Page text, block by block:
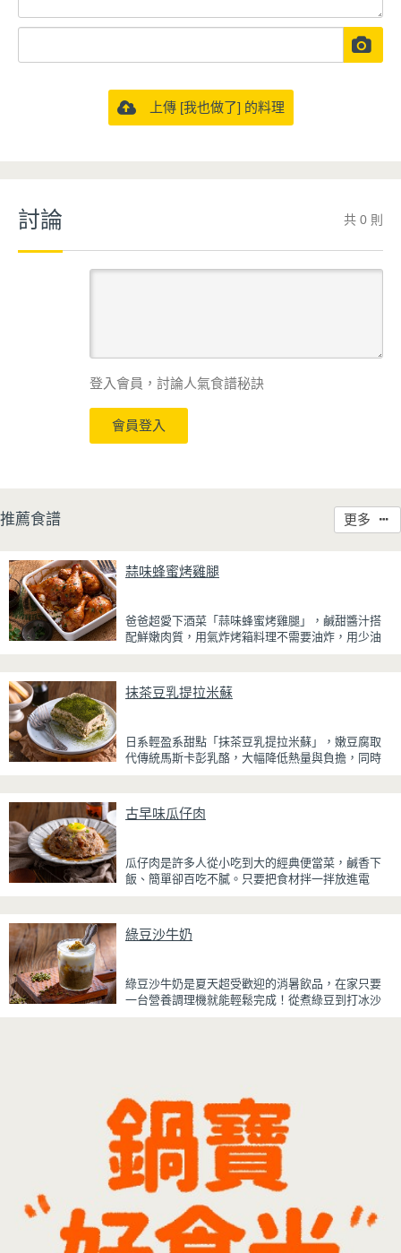
上傳 [我也做了] 的料理
討論 共 0 則
登入會員，討論人氣食譜秘訣
會員登入
推薦食譜 更多
蒜味蜂蜜烤雞腿
爸爸超愛下酒菜「蒜味蜂蜜烤雞腿」，鹹甜醬汁搭
配鮮嫩肉質，用氣炸烤箱料理不需要油炸，用少油
入氣炸烤箱烘烤，免油炸也能烤出外皮金黃微酥、
配冰涼啤酒更是絕配！無論是父親節、聚會或宵夜
時光，在家就能輕鬆端出美味下酒菜。
抹茶豆乳提拉米蘇
日系輕盈系甜點「抹茶豆乳提拉米蘇」，嫩豆腐取
代傳統馬斯卡彭乳酪，大幅降低熱量與負擔，同時
厚重，搭配帶微苦茶香的抹茶與香氣濃郁的黃豆
粉，甜而不膩，層次更加豐富。
吃到淡淡的茶香。相較於傳統提拉米蘇，這款更清
爽、更低負擔，無論是下午茶、飯後甜點，或是正
古早味瓜仔肉
瓜仔肉是許多人從小吃到大的經典便當菜，鹹香下
飯、簡單卻百吃不膩。只要把食材拌一拌放進電
蒸好的瓜仔肉鮮嫩多汁，絞肉吸飽脆瓜醬汁的甘甜
滿濃濃古早味，帶便當、配稀飯、配白飯都好吃，
讓人忍不住多扒好幾口飯，是一道簡單又美味的經
綠豆沙牛奶
綠豆沙牛奶是夏天超受歡迎的消暑飲品，在家只要
一台營養調理機就能輕鬆完成！從煮綠豆到打冰沙
炎夏日一定要喝一杯！